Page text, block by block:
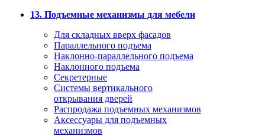
13. Подъемные механизмы для мебели
Для складных вверх фасадов
Параллельного подъема
Наклонно-параллельного подъема
Наклонного подъема
Секретерные
Системы вертикального
открывания дверей
Распродажа подъемных механизмов
Аксессуары для подъемных
механизмов